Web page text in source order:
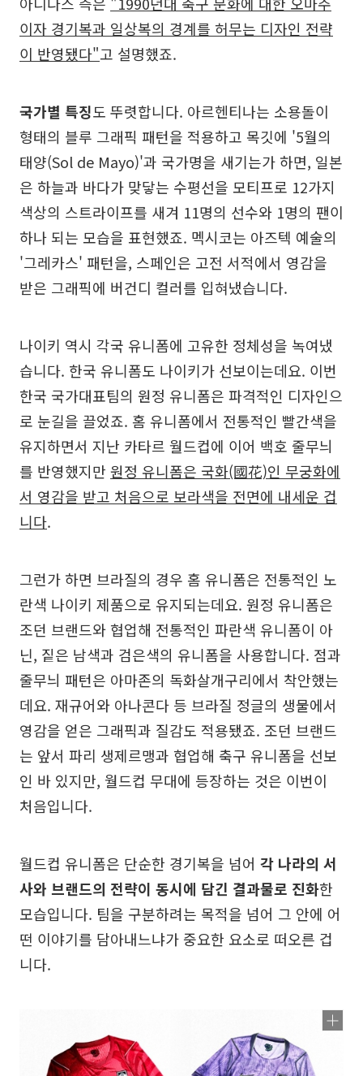
이자 경기복과 일상복의 경계를 허무는 디자인 전략
이 반영됐다"고 설명했죠.
국가별 특징도 뚜렷합니다. 아르헨티나는 소용돌이
형태의 블루 그래픽 패턴을 적용하고 목깃에 '5월의
태양(Sol de Mayo)'과 국가명을 새기는가 하면, 일본
은 하늘과 바다가 맞닿는 수평선을 모티프로 12가지
색상의 스트라이프를 새겨 11명의 선수와 1명의 팬이
하나 되는 모습을 표현했죠. 멕시코는 아즈텍 예술의
'그레카스' 패턴을, 스페인은 고전 서적에서 영감을
받은 그래픽에 버건디 컬러를 입혀냈습니다.
나이키 역시 각국 유니폼에 고유한 정체성을 녹여냈
습니다. 한국 유니폼도 나이키가 선보이는데요. 이번
한국 국가대표팀의 원정 유니폼은 파격적인 디자인으
로 눈길을 끌었죠. 홈 유니폼에서 전통적인 빨간색을
유지하면서 지난 카타르 월드컵에 이어 백호 줄무늬
를 반영했지만 원정 유니폼은 국화(國花)인 무궁화에
서 영감을 받고 처음으로 보라색을 전면에 내세운 겁
니다.
그런가 하면 브라질의 경우 홈 유니폼은 전통적인 노
란색 나이키 제품으로 유지되는데요. 원정 유니폼은
조던 브랜드와 협업해 전통적인 파란색 유니폼이 아
닌, 짙은 남색과 검은색의 유니폼을 사용합니다. 점과
줄무늬 패턴은 아마존의 독화살개구리에서 착안했는
데요. 재규어와 아나콘다 등 브라질 정글의 생물에서
영감을 얻은 그래픽과 질감도 적용됐죠. 조던 브랜드
는 앞서 파리 생제르맹과 협업해 축구 유니폼을 선보
인 바 있지만, 월드컵 무대에 등장하는 것은 이번이
처음입니다.
월드컵 유니폼은 단순한 경기복을 넘어 각 나라의 서
사와 브랜드의 전략이 동시에 담긴 결과물로 진화한
모습입니다. 팀을 구분하려는 목적을 넘어 그 안에 어
떤 이야기를 담아내느냐가 중요한 요소로 떠오른 겁
니다.